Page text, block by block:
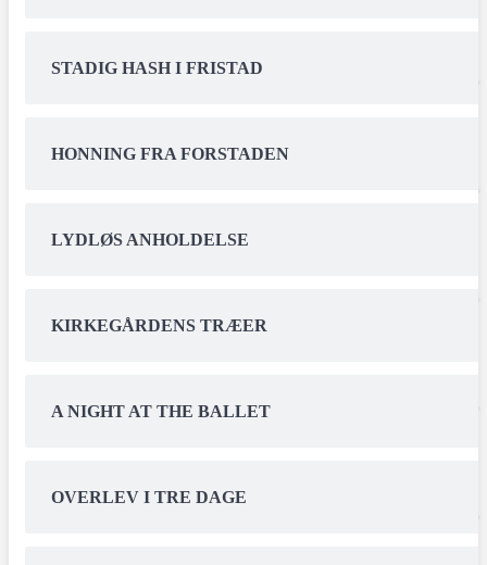
STADIG HASH I FRISTAD
HONNING FRA FORSTADEN
LYDLØS ANHOLDELSE
KIRKEGÅRDENS TRÆER
A NIGHT AT THE BALLET
OVERLEV I TRE DAGE